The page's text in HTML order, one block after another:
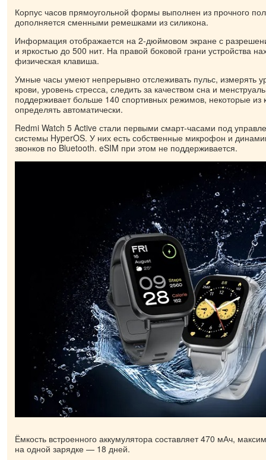
Корпус часов прямоугольной формы выполнен из прочного
дополняется сменными ремешками из силикона.
Информация отображается на 2-дюймовом экране с
и яркостью до 500 нит. На правой боковой грани устройства
физическая клавиша.
Умные часы умеют непрерывно отслеживать пульс, измерять
крови, уровень стресса, следить за качеством сна и
поддерживает больше 140 спортивных режимов, некоторые из
определять автоматически.
Redmi Watch 5 Active стали первыми смарт-часами под
системы HyperOS. У них есть собственные микрофон и
звонков по Bluetooth. eSIM при этом не поддерживается.
Ёмкость встроенного аккумулятора составляет 470 мАч,
на одной зарядке — 18 дней.